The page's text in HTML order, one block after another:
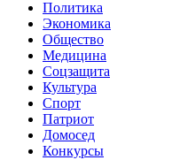
Политика
Экономика
Общество
Медицина
Соцзащита
Культура
Спорт
Патриот
Домосед
Конкурсы